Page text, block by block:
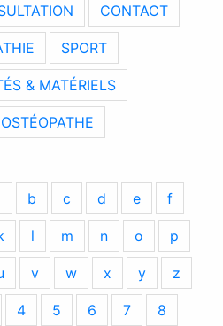
CONTACT
SPORT
& MATÉRIELS
b c d e f
l m n o p
v w x y z
4 5 6 7 8